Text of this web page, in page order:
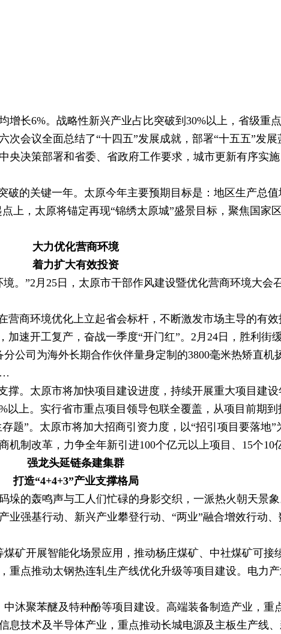
6%。战略性新兴产业占比突破到30%以上，省级重
会议全面总结了“十四五”发展成就，部署“十五五”发展
决策部署和省委、省政府工作要求，城市更新有序实
的关键一年。太原今年主要预期目标是：地区生产总值
，太原将锚定再现“锦绣太原城”盛景目标，聚焦国家
大力优化营商环境
着力扩大有效投资
”2月25日，太原市干部作风建设暨优化营商环境大会
环境优化上立起省会标杆，不断激发市场主导的有效
开工复产，奋战一季度“开门红”。2月24日，胜利街
公司为海外长期合作伙伴量身定制的3800毫米热矫直机
。太原市将加快项目建设进度，持续开展重大项目建
上。实行省市重点项目领导包联全覆盖，从项目前期到
”。太原市将加大招商引资力度，以“招引项目要落地”
制改革，力争全年新引进100个亿元以上项目、15个10
强龙头延链条建集群
打造“4+4+3”产业支撑格局
的轰鸣声与工人们忙碌的身影交织，一派热火朝天景象
强基行动、新兴产业攀登行动、“两业”融合增效行动
开展智能化场景应用，推动杨庄煤矿、中社煤矿可接
点推动太钢热连轧生产线优化升级等项目建设。电力
聚苯醚及特种酚等项目建设。高端装备制造产业，重
技术及半导体产业，重点推动长城电源及主板生产线、